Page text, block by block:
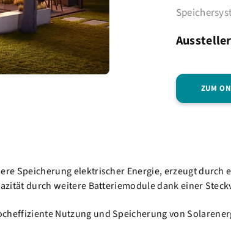
ZUM
Speicherung elektrischer Energie, erzeugt durch
durch weitere Batteriemodule dank einer
Nutzung und Speicherung von